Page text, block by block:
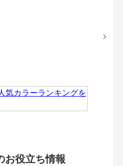
お役立ち情報